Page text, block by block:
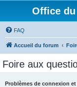
Office
FAQ
Accueil du forum
Foire aux
Problèmes de connexion